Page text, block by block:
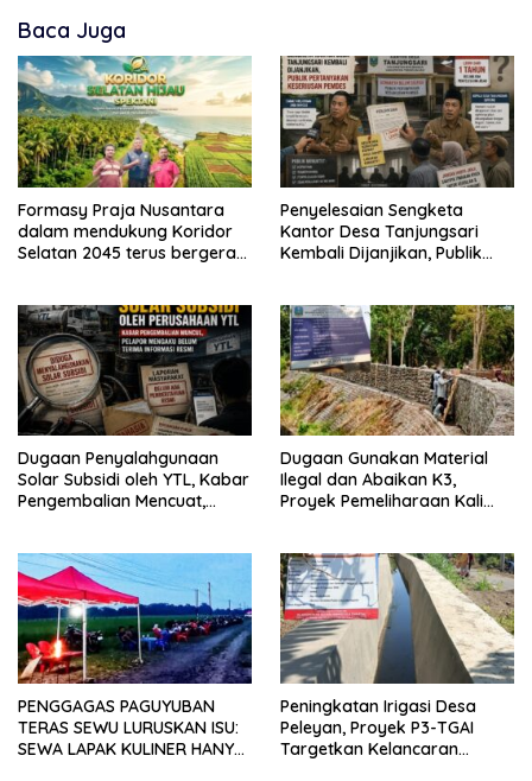
Baca Juga
Formasy Praja Nusantara
dalam mendukung Koridor
Selatan 2045 terus bergerak
dengan SPEKTANI
Penyelesaian Sengketa
Kantor Desa Tanjungsari
Kembali Dijanjikan, Publik
Dugaan Penyalahgunaan
Solar Subsidi oleh YTL, Kabar
Pengembalian Mencuat,
Dugaan Gunakan Material
Ilegal dan Abaikan K3,
Proyek Pemeliharaan Kali
Warga
PENGGAGAS PAGUYUBAN
TERAS SEWU LURUSKAN ISU:
SEWA LAPAK KULINER HANYA
Peningkatan Irigasi Desa
Peleyan, Proyek P3-TGAI
Targetkan Kelancaran